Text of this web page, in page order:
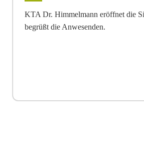
KTA Dr. Himmelmann eröffnet die
begrüßt die Anwesenden.